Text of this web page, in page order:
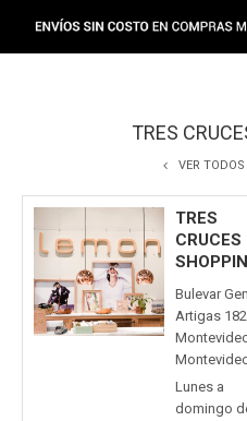
TRES
VER
TRES
CRUCES
Bulevar
Artigas
Lunes a
domingo